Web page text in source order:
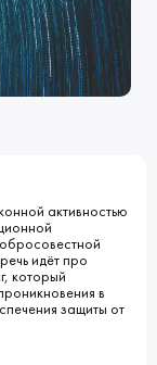
активностью
идёт про
который
в
защиты от